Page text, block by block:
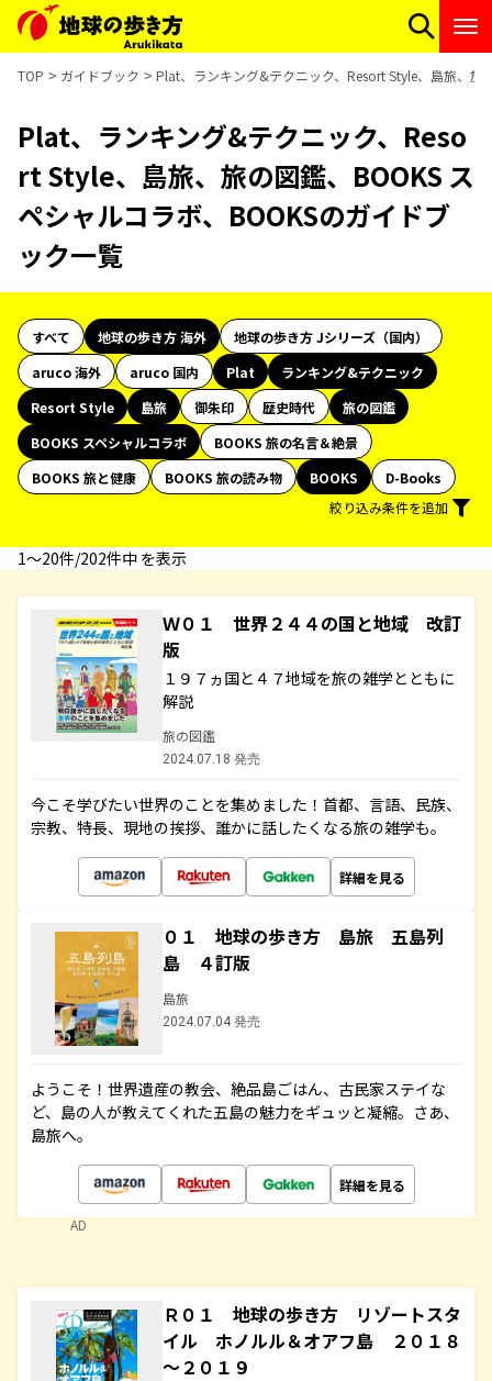
TOP ガイドブック Plat、ランキング&テクニック、Resort Style、島旅、旅
Plat、ランキング&テクニック、Reso
rt Style、島旅、旅の図鑑、BOOKS ス
ペシャルコラボ、BOOKSのガイドブ
ック一覧
すべて 地球の歩き方 海外
地球の歩き方 Jシリーズ（国内）
aruco 海外
aruco 国内 Plat
ランキング&テクニック
Resort Style
島旅 御朱印 歴史時代
旅の図鑑
BOOKS スペシャルコラボ
BOOKS 旅の名言＆絶景
BOOKS 旅と健康
BOOKS 旅の読み物 BOOKS
D-Books
絞り込み条件を追加
1〜20件/202件中 を表示
Ｗ０１ 世界２４４の国と地域 改訂
版
１９７ヵ国と４７地域を旅の雑学とともに
解説
旅の図鑑
2024.07.18 発売
今こそ学びたい世界のことを集めました！首都、言語、民族、
宗教、特長、現地の挨拶、誰かに話したくなる旅の雑学も。
詳細を見る
０１ 地球の歩き方 島旅 五島列
島 ４訂版
島旅
2024.07.04 発売
ようこそ！世界遺産の教会、絶品島ごはん、古民家ステイな
ど、島の人が教えてくれた五島の魅力をギュッと凝縮。さあ、
島旅へ。
詳細を見る
AD
Ｒ０１ 地球の歩き方 リゾートスタ
イル ホノルル＆オアフ島 ２０１８
～２０１９